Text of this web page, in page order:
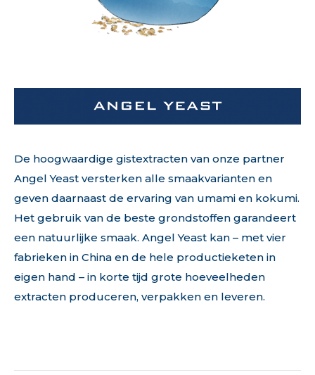
De hoogwaardige gistextracten van onze partner
Angel Yeast versterken alle smaakvarianten en
geven daarnaast de ervaring van umami en kokumi.
Het gebruik van de beste grondstoffen garandeert
een natuurlijke smaak. Angel Yeast kan – met vier
fabrieken in China en de hele productieketen in
eigen hand – in korte tijd grote hoeveelheden
extracten produceren, verpakken en leveren.